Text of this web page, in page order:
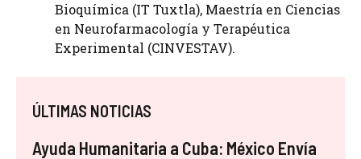
Bioquímica (IT Tuxtla), Maestría en Ciencias
en Neurofarmacología y Terapéutica
Experimental (CINVESTAV).
ÚLTIMAS NOTICIAS
Ayuda Humanitaria a Cuba: México Envía